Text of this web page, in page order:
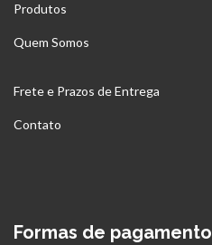
Produtos
Quem Somos
Frete e Prazos de Entrega
Contato
Formas de pagamento